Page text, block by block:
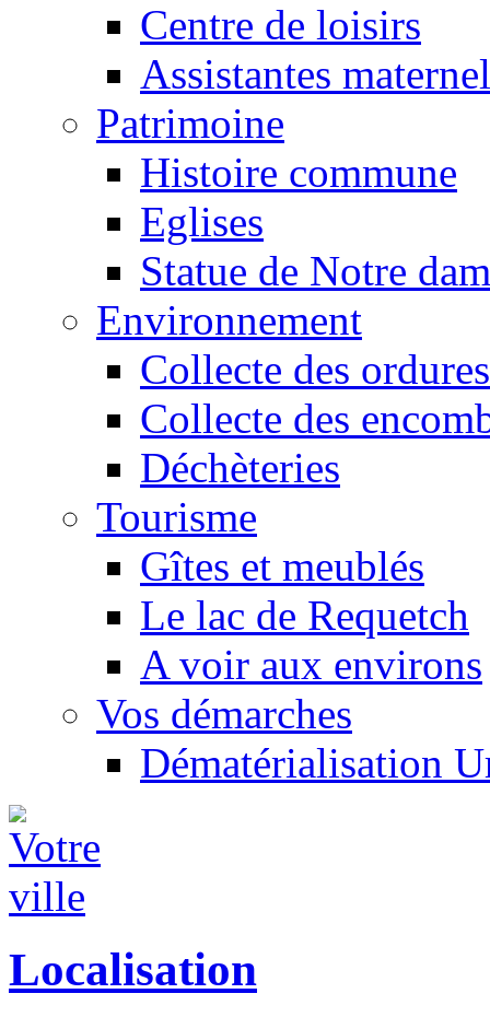
Centre de loisirs
Assistantes
Patrimoine
Histoire commune
Eglises
Statue de Notre
Environnement
Collecte des ordures
Collecte des
Déchèteries
Tourisme
Gîtes et meublés
Le lac de Requetch
A voir aux environs
Vos démarches
Dématérialisation
Localisation